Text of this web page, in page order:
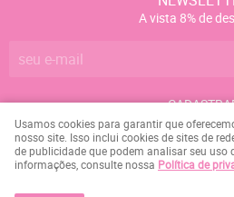
A vista 8% de
Marcelo Campos da Silva
Usamos cookies para garantir que
nosso site. Isso inclui cookies de sites de
de publicidade que podem analisar seu uso
informações, consulte nossa Política de